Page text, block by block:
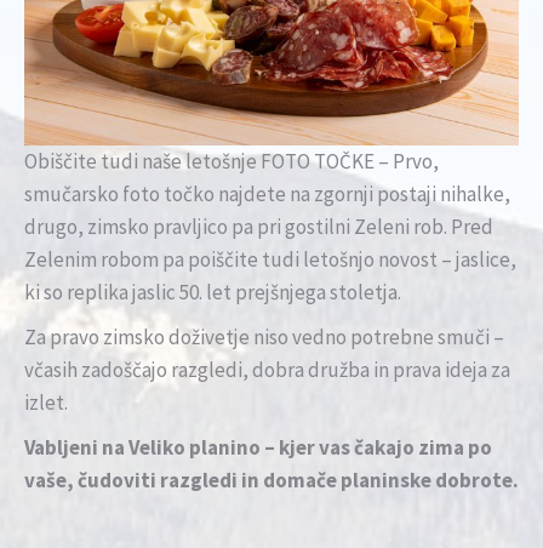
Obiščite tudi naše letošnje FOTO TOČKE – Prvo,
smučarsko foto točko najdete na zgornji postaji nihalke,
drugo, zimsko pravljico pa pri gostilni Zeleni rob. Pred
Zelenim robom pa poiščite tudi letošnjo novost – jaslice,
ki so replika jaslic 50. let prejšnjega stoletja.
Za pravo zimsko doživetje niso vedno potrebne smuči –
včasih zadoščajo razgledi, dobra družba in prava ideja za
izlet.
Vabljeni na Veliko planino – kjer vas čakajo zima po
vaše, čudoviti razgledi in domače planinske dobrote.